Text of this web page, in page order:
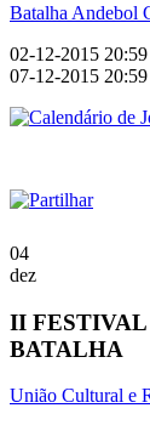
Batalha Andebol
02-12-2015 20:59
07-12-2015 20:59
04
dez
II
BATALHA
União Cultural e